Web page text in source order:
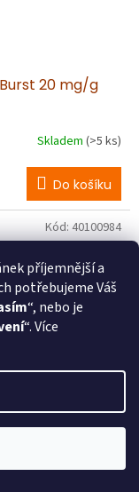
příjemnější a
potřebujeme Váš
“, nebo je
“. Více
18ti let pomocí
ověřeno, zda
20 mg/g
Skladem (>5 ks)
Do košíku
Kód: 40100984